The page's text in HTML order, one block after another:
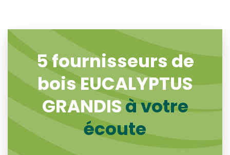
5fournisseurs de
bois EUCALYPTUS
GRANDISà votre
écoute